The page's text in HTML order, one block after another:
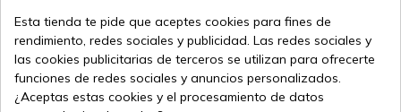
44,03 € Añadir al carrito
Vendiendo online desde 1998
Esta tienda te pide que aceptes cookies para fines de
rendimiento, redes sociales y publicidad. Las redes sociales y
las cookies publicitarias de terceros se utilizan para ofrecerte
funciones de redes sociales y anuncios personalizados.
¿Aceptas estas cookies y el procesamiento de datos